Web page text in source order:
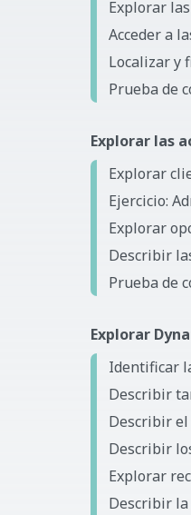
Explorar
Acceder a
Localizar y
Prueba de
Explorar las
Explorar
Ejercicio:
Explorar
Describir
Prueba de
Explorar
Identificar
Describir
Describir
Describir
Explorar
Describir